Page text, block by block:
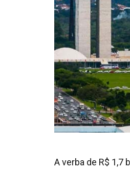
A verba de R$ 1,7